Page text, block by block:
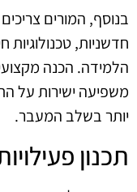
בנוסף, המורים
חדשניות, טכנולוגיות
הלמידה. הכנה
משפיעה ישירות על
יותר בשלב המעבר.
תכנון